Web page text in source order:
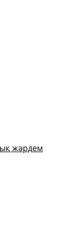
жәрдем